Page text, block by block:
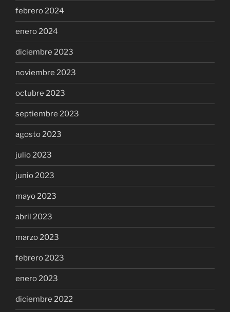
febrero 2024
enero 2024
diciembre 2023
noviembre 2023
octubre 2023
septiembre 2023
agosto 2023
julio 2023
junio 2023
mayo 2023
abril 2023
marzo 2023
febrero 2023
enero 2023
diciembre 2022